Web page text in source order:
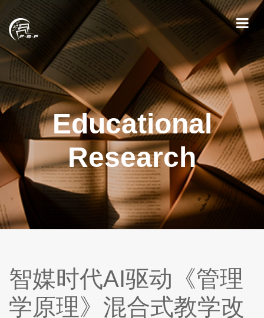
Educational
Research
智媒时代AI驱动《管理
学原理》混合式教学改